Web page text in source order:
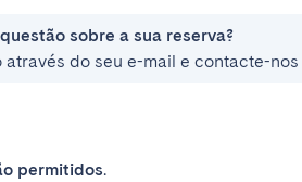
sobre a sua reserva?
através do seu e-mail e contacte-
permitidos.